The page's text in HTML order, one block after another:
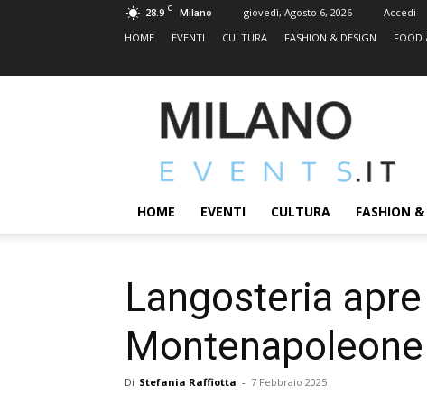
28.9 C Milano giovedì, Agosto 6, 2026
Accedi
HOME
EVENTI CULTURA FASHION & DESIGN FOOD
MILANOEVENTS.IT
|
2.0
ed
Eventi
HOME EVENTI CULTURA FASHION &
Langosteria
Di Stefania Raffiotta - 7 Febbraio 2025